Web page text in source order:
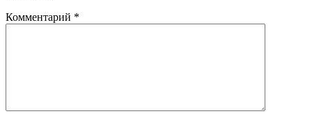
Комментарий *